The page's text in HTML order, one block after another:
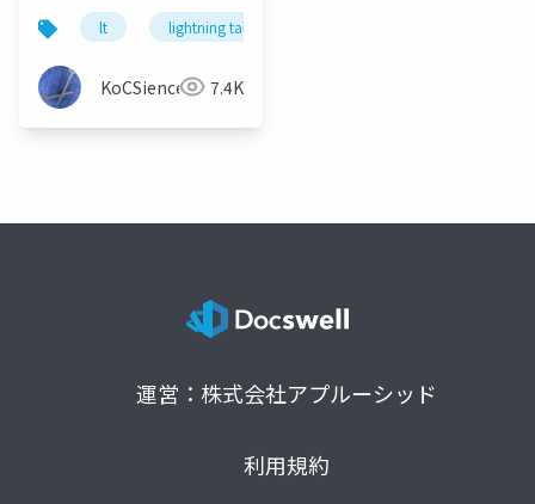
lt lightning talk
KoCSience 7.4K
運営：株式会社アプルーシッド
利用規約